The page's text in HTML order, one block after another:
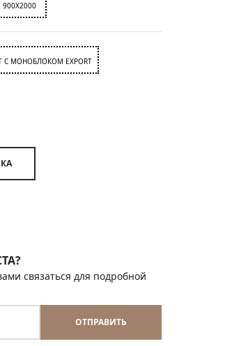
900X2000
С МОНОБЛОКОМ EXPORT
связаться для подробной
ОТПРАВИТЬ